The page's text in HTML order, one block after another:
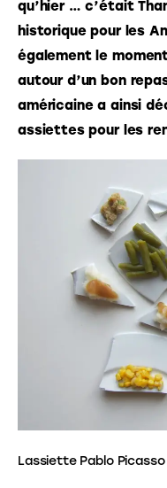
qu’hier … c’était
historique pour les
également le
autour d’un bon
américaine a ainsi
assiettes pour les
Lassiette Pablo Picasso